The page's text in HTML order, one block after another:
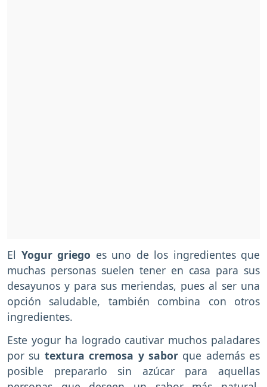
El Yogur griego es uno de los ingredientes que
muchas personas suelen tener en casa para sus
desayunos y para sus meriendas, pues al ser una
opción saludable, también combina con otros
ingredientes.
Este yogur ha logrado cautivar muchos paladares
por su textura cremosa y saborque además es
posible prepararlo sin azúcar para aquellas